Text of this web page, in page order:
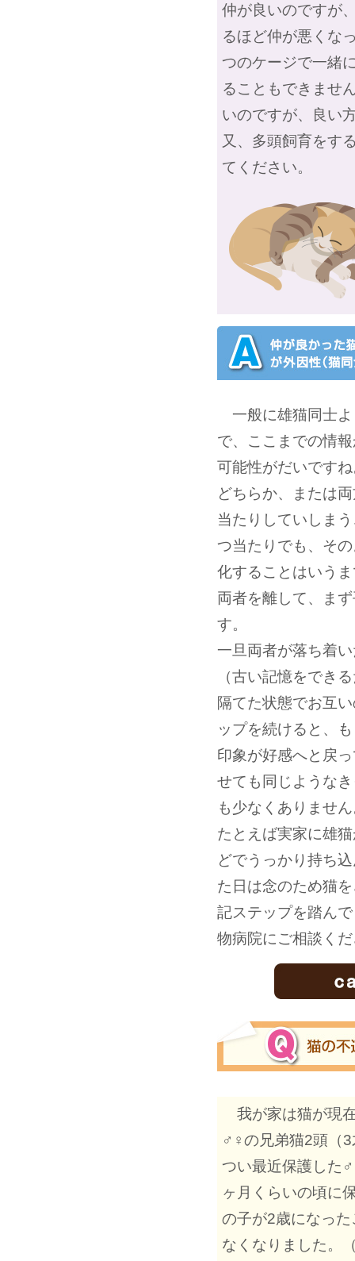
仲が良いのですが
るほど仲が悪くな
つのケージで一緒
ることもできませ
いのですが、良い
又、多頭飼育をす
てください。
一般に雄猫同士よ
で、ここまでの情
可能性がだいです
どちらか、または
当たりしていしま
つ当たりでも、そ
化することはいう
両者を離して、ま
す。
一旦両者が落ち着
（古い記憶をでき
隔てた状態でお互
ップを続けると、
印象が好感へと戻
せても同じような
も少なくありませ
たとえば実家に雄
どでうっかり持ち
た日は念のため猫
記ステップを踏ん
物病院にご相談く
我が家は猫が現
♂♀の兄弟猫2頭（
つい最近保護した
ヶ月くらいの頃に
の子が2歳になっ
なくなりました。